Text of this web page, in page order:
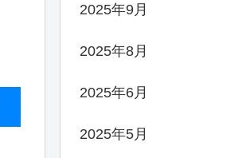
2025年9月
2025年8月
2025年6月
2025年5月